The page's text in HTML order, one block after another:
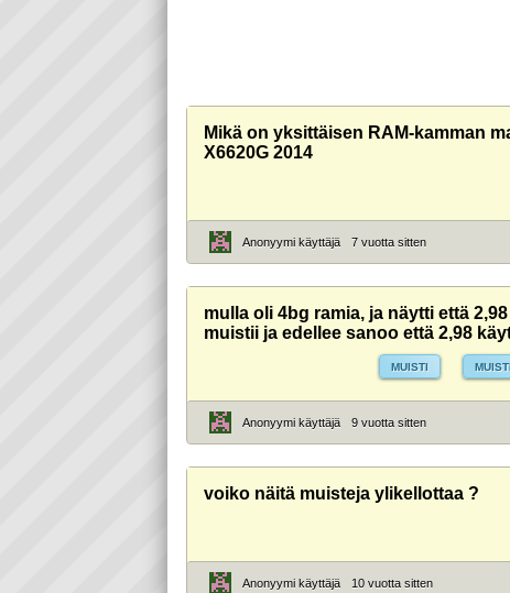
Mikä on yksittäisen RAM-kamman
X6620G 2014
Anonyymi käyttäjä 7 vuotta sitten
mulla oli 4bg ramia, ja näytti että
muistii ja edellee sanoo että 2,98
MUISTI
Anonyymi käyttäjä 9 vuotta sitten
voiko näitä muisteja ylikellottaa ?
Anonyymi käyttäjä 10 vuotta sitten